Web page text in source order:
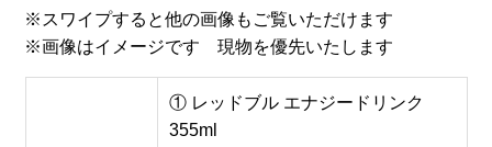
※スワイプすると他の画像もご覧いただけます
※画像はイメージです 現物を優先いたします
① レッドブル エナジードリンク
355ml